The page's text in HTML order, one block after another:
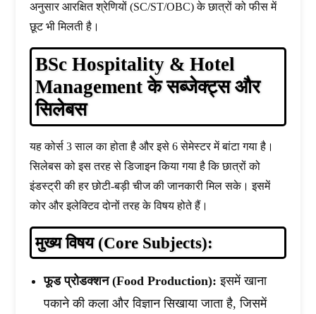
अनुसार आरक्षित श्रेणियों (SC/ST/OBC) के छात्रों को फीस में
छूट भी मिलती है।
BSc Hospitality & Hotel
Management के सब्जेक्ट्स और
सिलेबस
यह कोर्स 3 साल का होता है और इसे 6 सेमेस्टर में बांटा गया है।
सिलेबस को इस तरह से डिजाइन किया गया है कि छात्रों को
इंडस्ट्री की हर छोटी-बड़ी चीज की जानकारी मिल सके। इसमें
कोर और इलेक्टिव दोनों तरह के विषय होते हैं।
मुख्य विषय (Core Subjects):
फूड प्रोडक्शन (Food Production): इसमें खाना
पकाने की कला और विज्ञान सिखाया जाता है, जिसमें